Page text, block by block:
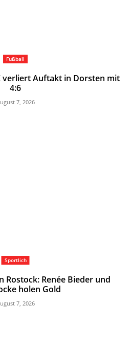
Fußball
verliert Auftakt in Dorsten mit
4:6
7, 2026
Sportlich
Rostock: Renée Bieder und
holen Gold
7, 2026